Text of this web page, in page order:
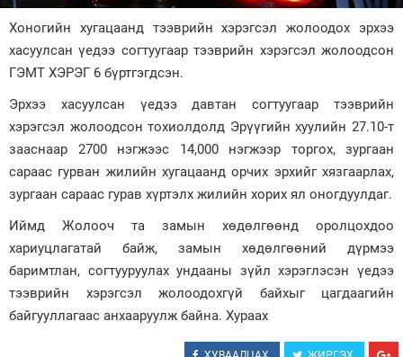
Энтертайнмэнт
Зурхай
Хоногийн хугацаанд тээврийн хэрэгсэл жолоодох эрхээ
хасуулсан үедээ согтуугаар тээврийн хэрэгсэл жолоодсон
ГЭМТ ХЭРЭГ 6 бүртгэгдсэн.
Эрхээ хасуулсан үедээ давтан согтуугаар тээврийн
хэрэгсэл жолоодсон тохиолдолд Эрүүгийн хуулийн 27.10-т
зааснаар 2700 нэгжээс 14,000 нэгжээр торгох, зургаан
сараас гурван жилийн хугацаанд орчих эрхийг хязгаарлах,
зургаан сараас гурав хүртэлх жилийн хорих ял оногдуулдаг.
Иймд Жолооч та замын хөдөлгөөнд оролцохдоо
хариуцлагатай байж, замын хөдөлгөөний дүрмээ
баримтлан, согтууруулах ундааны зүйл хэрэглэсэн үедээ
тээврийн хэрэгсэл жолоодохгүй байхыг цагдаагийн
байгууллагаас анхааруулж байна. Хураах